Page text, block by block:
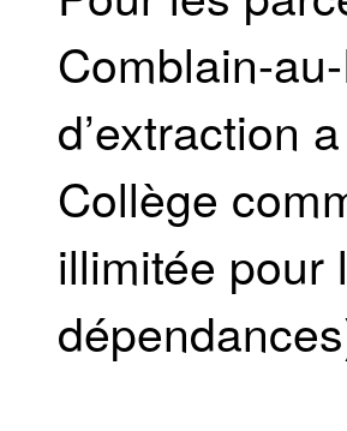
Comblain-
d’extraction
Collège
illimitée pour